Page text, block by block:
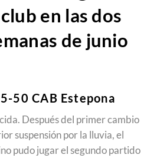
en las dos
de junio
50 CAB Estepona
Después del primer cambio
suspensión por la lluvia, el
pudo jugar el segundo partido